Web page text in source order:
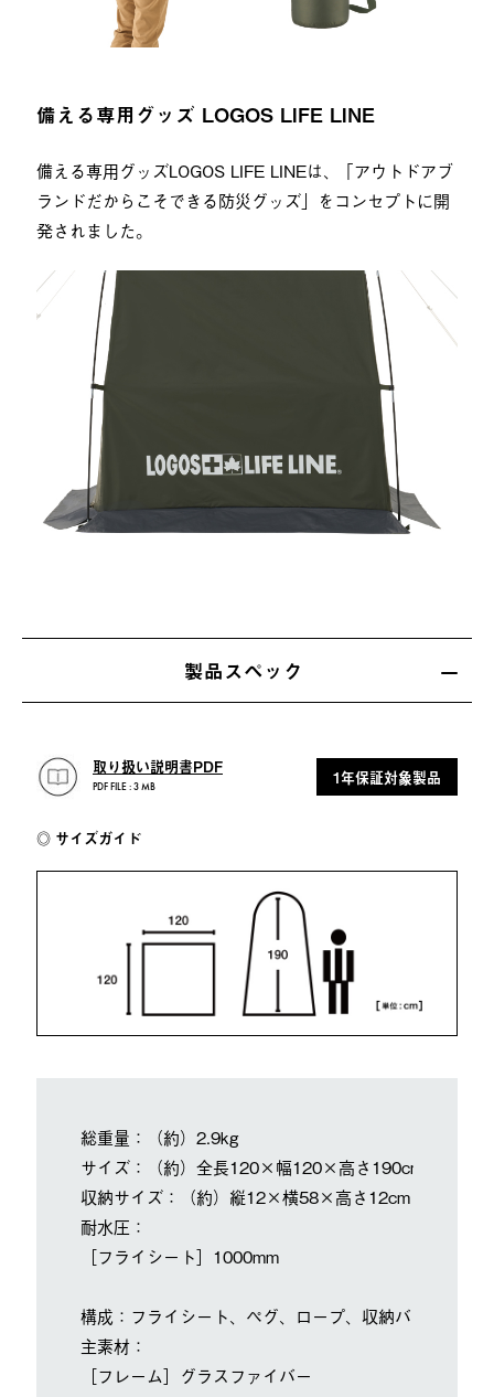
備える専用グッズ LOGOS LIFE LINE
備える専用グッズLOGOS LIFE LINEは、 ｢アウトドアブ
ランドだからこそできる防災グッズ」をコンセプトに開
発されました。
製品スペック
取り扱い説明書PDF
PDF FILE : 3 MB
1年保証対象製品
サイズガイド
総重量：（約）2.9kg
サイズ：（約）全長120×幅120×高さ190cm
収納サイズ：（約）縦12×横58×高さ12cm
耐水圧：
［フライシート］1000mm
構成：フライシート、ペグ、ロープ、収納バッグ、フ
主素材：
［フレーム］グラスファイバー